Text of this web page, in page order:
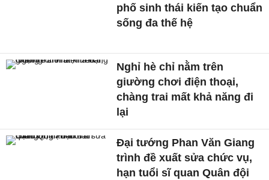
phố sinh thái kiến tạo chuẩn
sống đa thế hệ
Nghỉ hè chỉ nằm trên
giường chơi điện thoại,
chàng trai mất khả năng đi
lại
Đại tướng Phan Văn Giang
trình đề xuất sửa chức vụ,
hạn tuổi sĩ quan Quân đội